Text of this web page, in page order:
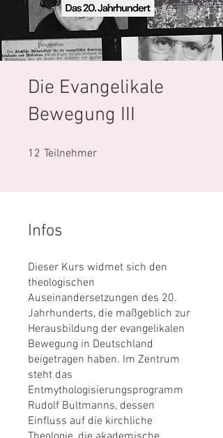
Die Evangelikale
Bewegung III
12 Teilnehmer
Infos
Dieser Kurs widmet sich den
theologischen
Auseinandersetzungen des 20.
Jahrhunderts, die maßgeblich zur
Herausbildung der evangelikalen
Bewegung in Deutschland
beigetragen haben. Im Zentrum
steht das
Entmythologisierungsprogramm
Rudolf Bultmanns, dessen
Einfluss auf die kirchliche